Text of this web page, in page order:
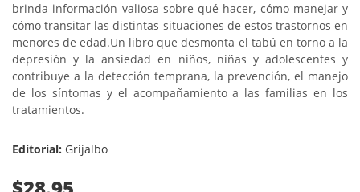
brinda información valiosa sobre qué hacer, cómo manejar y
cómo transitar las distintas situaciones de estos trastornos en
menores de edad.Un libro que desmonta el tabú en torno a la
depresión y la ansiedad en niños, niñas y adolescentes y
contribuye a la detección temprana, la prevención, el manejo
de los síntomas y el acompañamiento a las familias en los
tratamientos.
Editorial: Grijalbo